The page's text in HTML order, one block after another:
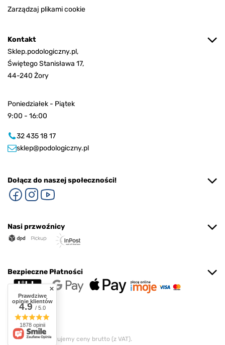
Zarządzaj plikami cookie
Kontakt
Sklep.podologiczny.pl,
Świętego Stanisława 17,
44-240 Żory
Poniedziałek - Piątek
9:00 - 16:00
32 435 18 17
sklep@podologiczny.pl
Dołącz do naszej społeczności!
Nasi przwoźnicy
Bezpieczne Płatności
W sklepie prezentujemy ceny brutto (z VAT).
Prawdziwe
opinie klientów
4.9/ 5.0
1878 opinii